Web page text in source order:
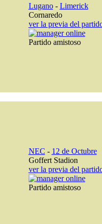
Lugano- Limerick
Cornaredo
ver la previa del
Partido amistoso
NEC - 12 de Octubre
Goffert Stadion
ver la previa del
Partido amistoso